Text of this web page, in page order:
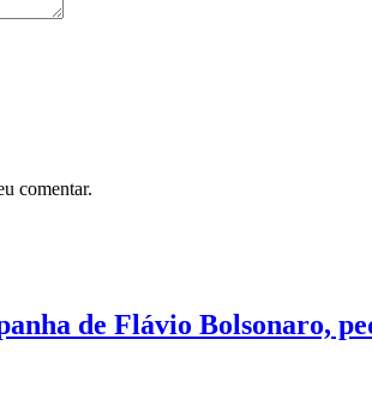
comentar.
de Flávio Bolsonaro,